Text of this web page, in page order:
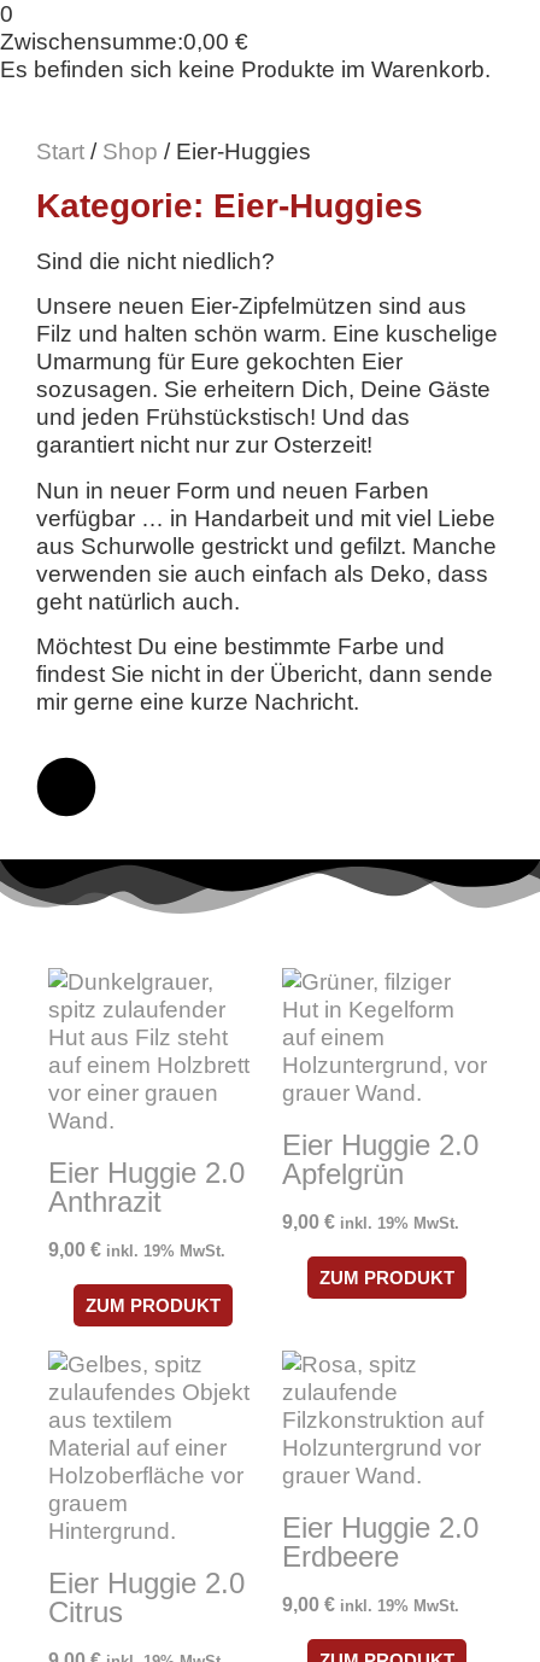
0
Zwischensumme:0,00 €
Es befinden sich keine Produkte im Warenkorb.
Start / Shop / Eier-Huggies
Kategorie: Eier-Huggies
Sind die nicht niedlich?
Unsere neuen Eier-Zipfelmützen sind aus
Filz und halten schön warm. Eine kuschelige
Umarmung für Eure gekochten Eier
sozusagen. Sie erheitern Dich, Deine Gäste
und jeden Frühstückstisch! Und das
garantiert nicht nur zur Osterzeit!
Nun in neuer Form und neuen Farben
verfügbar … in Handarbeit und mit viel Liebe
aus Schurwolle gestrickt und gefilzt. Manche
verwenden sie auch einfach als Deko, dass
geht natürlich auch.
Möchtest Du eine bestimmte Farbe und
findest Sie nicht in der Übericht, dann sende
mir gerne eine kurze Nachricht.
Eier Huggie 2.0
Anthrazit
9,00 € inkl. 19% MwSt.
ZUM PRODUKT
Eier Huggie 2.0
Apfelgrün
9,00 € inkl. 19% MwSt.
ZUM PRODUKT
Eier Huggie 2.0
Citrus
Eier Huggie 2.0
Erdbeere
9,00 € inkl. 19% MwSt.